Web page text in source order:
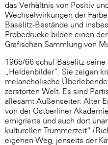
das Verhältnis von Positiv
Wechselwirkungen der
Baselitz-Bestände und
Probedrucke bilden einen
Grafischen Sammlung von
1965/66 schuf Baselitz
„Heldenbilder“. Sie zeigen
melancholische
zerstörten Welt. Es sind
allesamt Außenseiter: Alter
von der Ostberliner
emigrierte und auch dort
kulturellen Trümmerzeit“
eigenen Weg, jenseits der